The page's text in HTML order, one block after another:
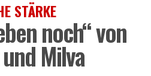
STÄRKE
noch“ von
Milva